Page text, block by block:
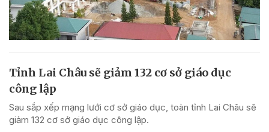
Tỉnh Lai Châu sẽ giảm 132 cơ sở giáo dục
công lập
Sau sắp xếp mạng lưới cơ sở giáo dục, toàn tỉnh Lai Châu sẽ
giảm 132 cơ sở giáo dục công lập.